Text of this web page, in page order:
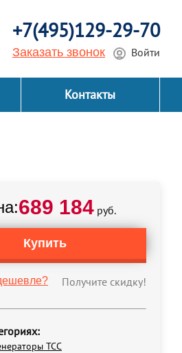
+7(495)129-29-70
Заказать звонок Войти
Контакты
689 184руб.
Купить
Получите скидку!
ТСС